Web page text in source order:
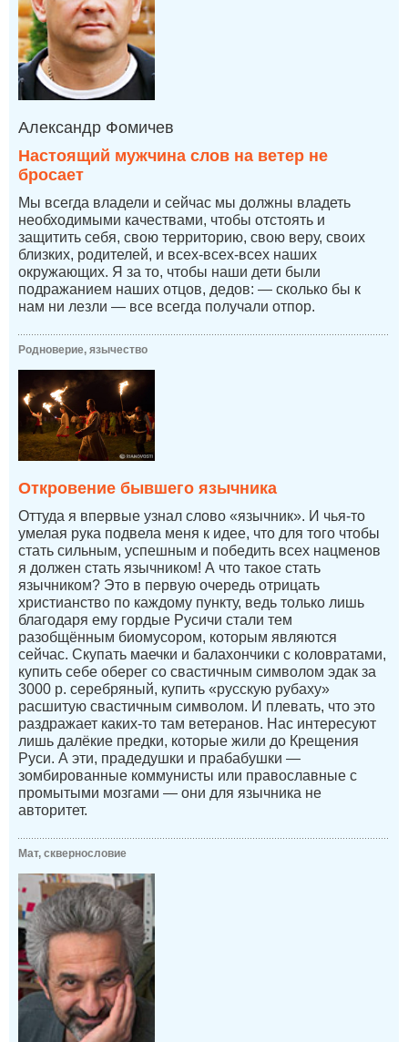
Александр Фомичев
Настоящий мужчина слов на ветер не
бросает
Мы всегда владели и сейчас мы должны владеть
необходимыми качествами, чтобы отстоять и
защитить себя, свою территорию, свою веру, своих
близких, родителей, и всех-всех-всех наших
окружающих. Я за то, чтобы наши дети были
подражанием наших отцов, дедов: — сколько бы к
нам ни лезли — все всегда получали отпор.
Родноверие, язычество
Откровение бывшего язычника
Оттуда я впервые узнал слово «язычник». И чья-то
умелая рука подвела меня к идее, что для того чтобы
стать сильным, успешным и победить всех нацменов
я должен стать язычником! А что такое стать
язычником? Это в первую очередь отрицать
христианство по каждому пункту, ведь только лишь
благодаря ему гордые Русичи стали тем
разобщённым биомусором, которым являются
сейчас. Скупать маечки и балахончики с коловратами,
купить себе оберег со свастичным символом эдак за
3000 р. серебряный, купить «русскую рубаху»
расшитую свастичным символом. И плевать, что это
раздражает каких-то там ветеранов. Нас интересуют
лишь далёкие предки, которые жили до Крещения
Руси. А эти, прадедушки и прабабушки —
зомбированные коммунисты или православные с
промытыми мозгами — они для язычника не
авторитет.
Мат, сквернословие